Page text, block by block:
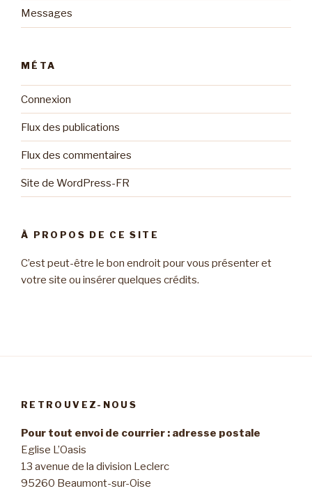
Messages
MÉTA
Connexion
Flux des publications
Flux des commentaires
Site de WordPress-FR
À PROPOS DE CE SITE
C’est peut-être le bon endroit pour vous présenter et
votre site ou insérer quelques crédits.
RETROUVEZ-NOUS
Pour tout envoi de courrier : adresse postale
Eglise L’Oasis
13 avenue de la division Leclerc
95260 Beaumont-sur-Oise